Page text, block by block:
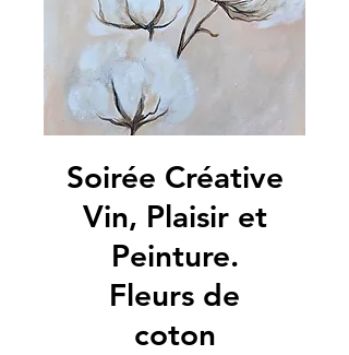
Soirée Créative
Vin, Plaisir et
Peinture.
Fleurs de
coton